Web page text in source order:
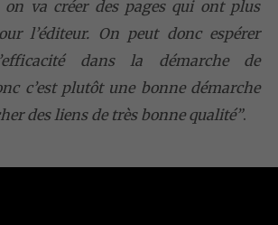
on va créer des pages qui ont plus
l’éditeur. On peut donc espérer
dans la démarche de
c’est plutôt une bonne démarche
des liens de très bonne qualité”.